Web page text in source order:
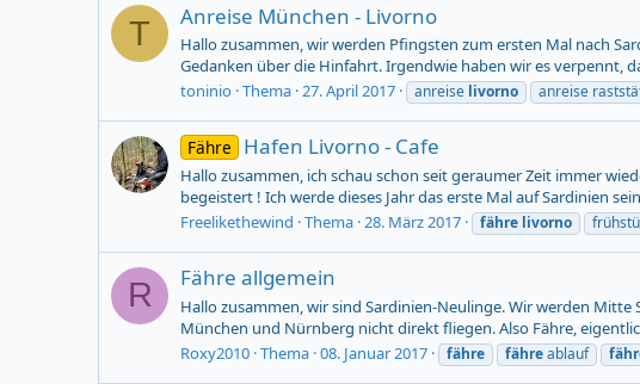
T Anreise München - Livorno
Hallo zusammen, wir werden Pfingsten zum ersten Mal nach
Gedanken über die Hinfahrt. Irgendwie haben wir es verpennt,
toninio Thema 27. April 2017 anreise livorno anreise
Fähre Hafen Livorno - Cafe
Hallo zusammen, ich schau schon seit geraumer Zeit immer
begeistert ! Ich werde dieses Jahr das erste Mal auf Sardinien
Freelikethewind Thema 28. März 2017 fähre livorno
R Fähre allgemein
Hallo zusammen, wir sind Sardinien-Neulinge. Wir werden
München und Nürnberg nicht direkt fliegen. Also Fähre,
Roxy2010 Thema 08. Januar 2017 fähre fähreablauf